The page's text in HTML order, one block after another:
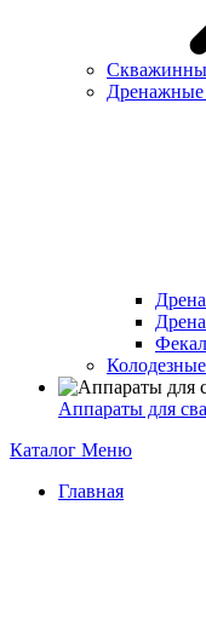
Дренажные
Аппараты для
Каталог Меню
Главная